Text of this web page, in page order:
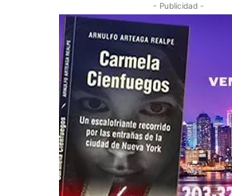
- Publicidad -